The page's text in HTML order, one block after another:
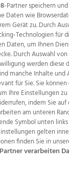
Mediadaten
Impressum
Ehrenkodex
-Partner speichern
Daten wie
Gerät zu. Durch
Technologien für
Daten, um Ihnen
Durch Auswahl
werden diese
manche Inhalte und
für Sie. Sie
Ihre Einstellungen
indem Sie auf
am unteren
Symbol unten
gelten
finden Sie in
verarbeiten